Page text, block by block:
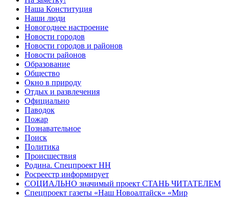
Наша Конституция
Наши люди
Новогоднее настроение
Новости городов
Новости городов и районов
Новости районов
Образование
Общество
Окно в природу
Отдых и развлечения
Официально
Паводок
Пожар
Познавательное
Поиск
Политика
Происшествия
Родина. Спецпроект НН
Росреестр информирует
СОЦИАЛЬНО значимый проект СТАНЬ ЧИТАТЕЛЕМ
Спецпроект газеты «Наш Новоалтайск» «Мир